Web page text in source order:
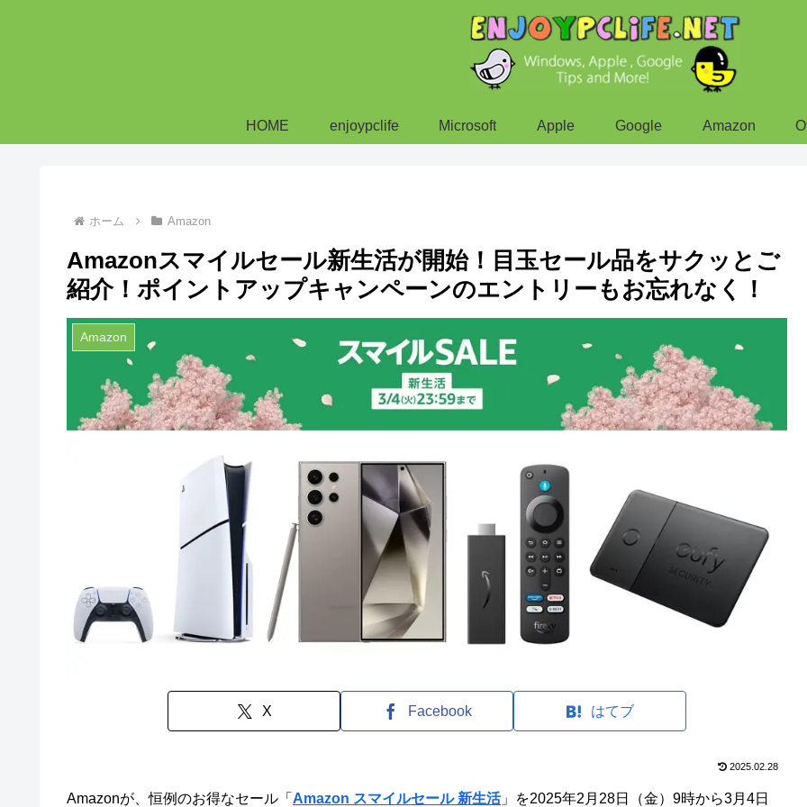
HOME enjoypclife Microsoft Apple Google Amazon
ホーム Amazon
Amazonスマイルセール新生活が開始！目玉セール品をサクッとご
紹介！ポイントアップキャンペーンのエントリーもお忘れなく！
Amazon
X Facebook はてブ
2025.02.28
Amazonが、恒例のお得なセール「 Amazon スマイルセール 新生活」を2025年2月28日（金）9時から3月4日